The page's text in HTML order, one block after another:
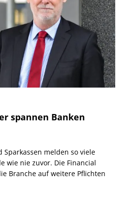
spannen Banken
Sparkassen melden so viele
wie nie zuvor. Die Financial
Branche auf weitere Pflichten